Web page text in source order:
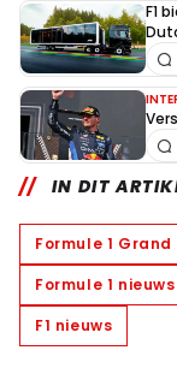
F1
IN DIT
Formule 1 Grand
Formule 1 nieuws
F1 nieuws